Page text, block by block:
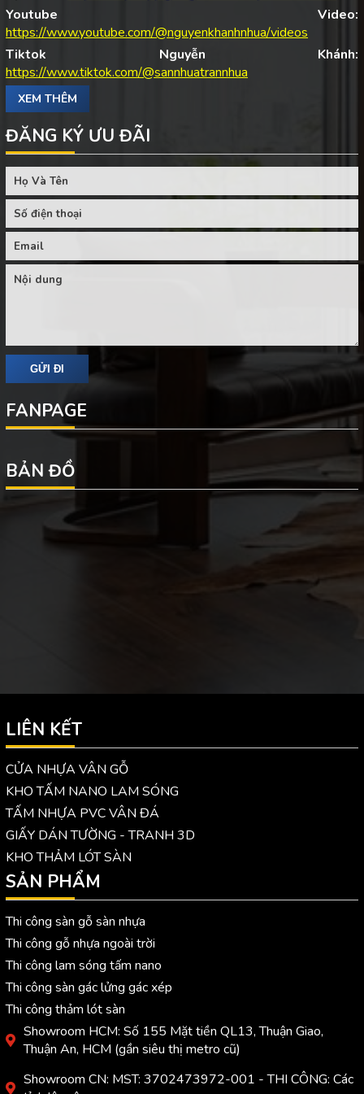
Youtube Video:
https://www.youtube.com/@nguyenkhanhnhua/videos
Tiktok Nguyễn Khánh:
https://www.tiktok.com/@sannhuatrannhua
XEM THÊM
ĐĂNG KÝ ƯU ĐÃI
FANPAGE
BẢN ĐỒ
LIÊN KẾT
CỬA NHỰA VÂN GỖ
KHO TẤM NANO LAM SÓNG
TẤM NHỰA PVC VÂN ĐÁ
GIẤY DÁN TƯỜNG - TRANH 3D
KHO THẢM LÓT SÀN
SẢN PHẨM
Thi công sàn gỗ sàn nhựa
Thi công gỗ nhựa ngoài trời
Thi công lam sóng tấm nano
Thi công sàn gác lửng gác xép
Thi công thảm lót sàn
Showroom HCM: Số 155 Mặt tiền QL13, Thuận Giao,
Thuận An, HCM (gần siêu thị metro cũ)
Showroom CN: MST: 3702473972-001 - THI CÔNG: Các